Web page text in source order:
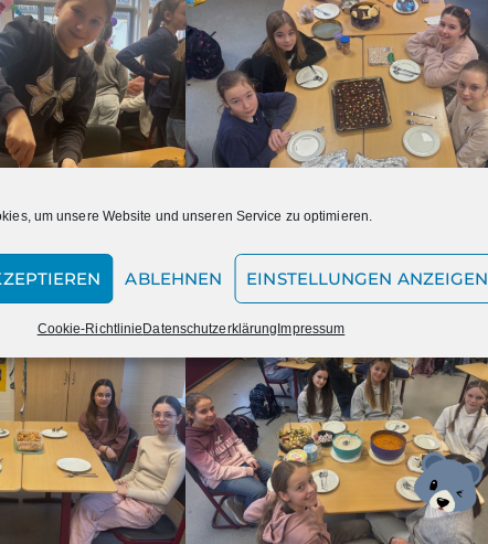
um unsere Website und unseren Service zu optimieren.
ABLEHNEN EINSTELLUNGEN ANZEIGEN
Cookie-Richtlinie Datenschutzerklärung Impressum